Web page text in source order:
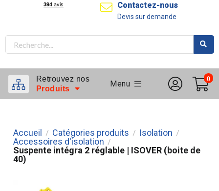
Contactez-nous
Devis sur demande
Retrouvez nos
Produits
Menu
0
Accueil / Catégories produits / Isolation /
Accessoires d'isolation /
Suspente intégra 2 réglable | ISOVER (boite de
40)